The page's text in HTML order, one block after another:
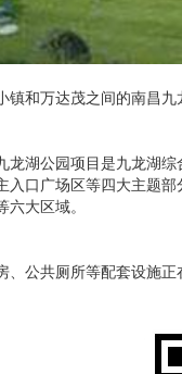
镇和万达茂之间的南昌
龙湖公园项目是九龙湖
入口广场区等四大主题
大区域。
、公共厕所等配套设施